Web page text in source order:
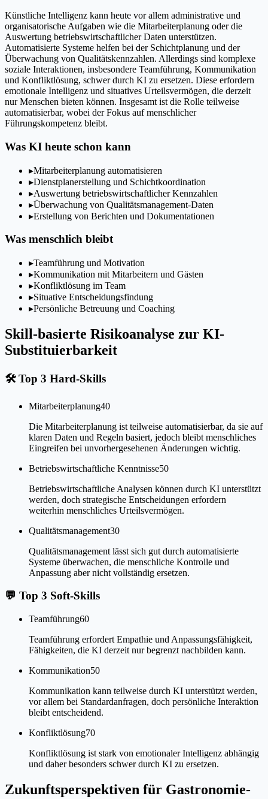
Künstliche Intelligenz kann heute vor allem administrative und
organisatorische Aufgaben wie die Mitarbeiterplanung oder die
Auswertung betriebswirtschaftlicher Daten unterstützen.
Automatisierte Systeme helfen bei der Schichtplanung und der
Überwachung von Qualitätskennzahlen. Allerdings sind komplexe
soziale Interaktionen, insbesondere Teamführung, Kommunikation
und Konfliktlösung, schwer durch KI zu ersetzen. Diese erfordern
emotionale Intelligenz und situatives Urteilsvermögen, die derzeit
nur Menschen bieten können. Insgesamt ist die Rolle teilweise
automatisierbar, wobei der Fokus auf menschlicher
Führungskompetenz bleibt.
Was KI heute schon kann
▸Mitarbeiterplanung automatisieren
▸Dienstplanerstellung und Schichtkoordination
▸Auswertung betriebswirtschaftlicher Kennzahlen
▸Überwachung von Qualitätsmanagement-Daten
▸Erstellung von Berichten und Dokumentationen
Was menschlich bleibt
▸Teamführung und Motivation
▸Kommunikation mit Mitarbeitern und Gästen
▸Konfliktlösung im Team
▸Situative Entscheidungsfindung
▸Persönliche Betreuung und Coaching
Skill-basierte Risikoanalyse zur KI-
Substituierbarkeit
🛠Top 3 Hard-Skills
Mitarbeiterplanung40
Die Mitarbeiterplanung ist teilweise automatisierbar, da sie auf
klaren Daten und Regeln basiert, jedoch bleibt menschliches
Eingreifen bei unvorhergesehenen Änderungen wichtig.
Betriebswirtschaftliche Kenntnisse50
Betriebswirtschaftliche Analysen können durch KI unterstützt
werden, doch strategische Entscheidungen erfordern
weiterhin menschliches Urteilsvermögen.
Qualitätsmanagement30
Qualitätsmanagement lässt sich gut durch automatisierte
Systeme überwachen, die menschliche Kontrolle und
Anpassung aber nicht vollständig ersetzen.
💬 Top 3 Soft-Skills
Teamführung60
Teamführung erfordert Empathie und Anpassungsfähigkeit,
Fähigkeiten, die KI derzeit nur begrenzt nachbilden kann.
Kommunikation50
Kommunikation kann teilweise durch KI unterstützt werden,
vor allem bei Standardanfragen, doch persönliche Interaktion
bleibt entscheidend.
Konfliktlösung70
Konfliktlösung ist stark von emotionaler Intelligenz abhängig
und daher besonders schwer durch KI zu ersetzen.
Zukunftsperspektiven für Gastronomie-